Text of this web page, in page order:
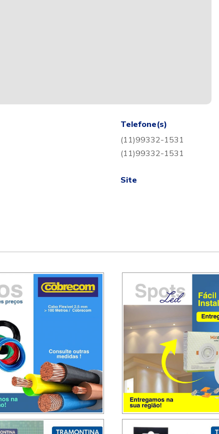
Telefone(s)
(11)99332-1531
(11)99332-1531
Site